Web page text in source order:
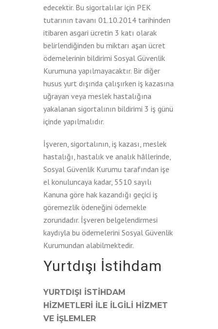
edecektir. Bu sigortalılar için PEK
tutarının tavanı 01.10.2014 tarihinden
itibaren asgari ücretin 3 katı olarak
belirlendiğinden bu miktarı aşan ücret
ödemelerinin bildirimi Sosyal Güvenlik
Kurumuna yapılmayacaktır. Bir diğer
husus yurt dışında çalışırken iş kazasına
uğrayan veya meslek hastalığına
yakalanan sigortalının bildirimi 3 iş günü
içinde yapılmalıdır.
İşveren, sigortalının, iş kazası, meslek
hastalığı, hastalık ve analık hâllerinde,
Sosyal Güvenlik Kurumu tarafından işe
el konuluncaya kadar, 5510 sayılı
Kanuna göre hak kazandığı geçici iş
göremezlik ödeneğini ödemekle
zorundadır. İşveren belgelendirmesi
kaydıyla bu ödemelerini Sosyal Güvenlik
Kurumundan alabilmektedir.
Yurtdışı İstihdam
YURTDIŞI İSTİHDAM
HİZMETLERİ İLE İLGİLİ HİZMET
VE İŞLEMLER